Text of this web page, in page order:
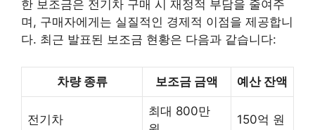
한 보조금은 전기차 구매 시 재정적 부담을 줄여주
며, 구매자에게는 실질적인 경제적 이점을 제공합니
다. 최근 발표된 보조금 현황은 다음과 같습니다:
차량 종류 보조금 금액 예산 잔액
전기차
최대 800만
150억 원